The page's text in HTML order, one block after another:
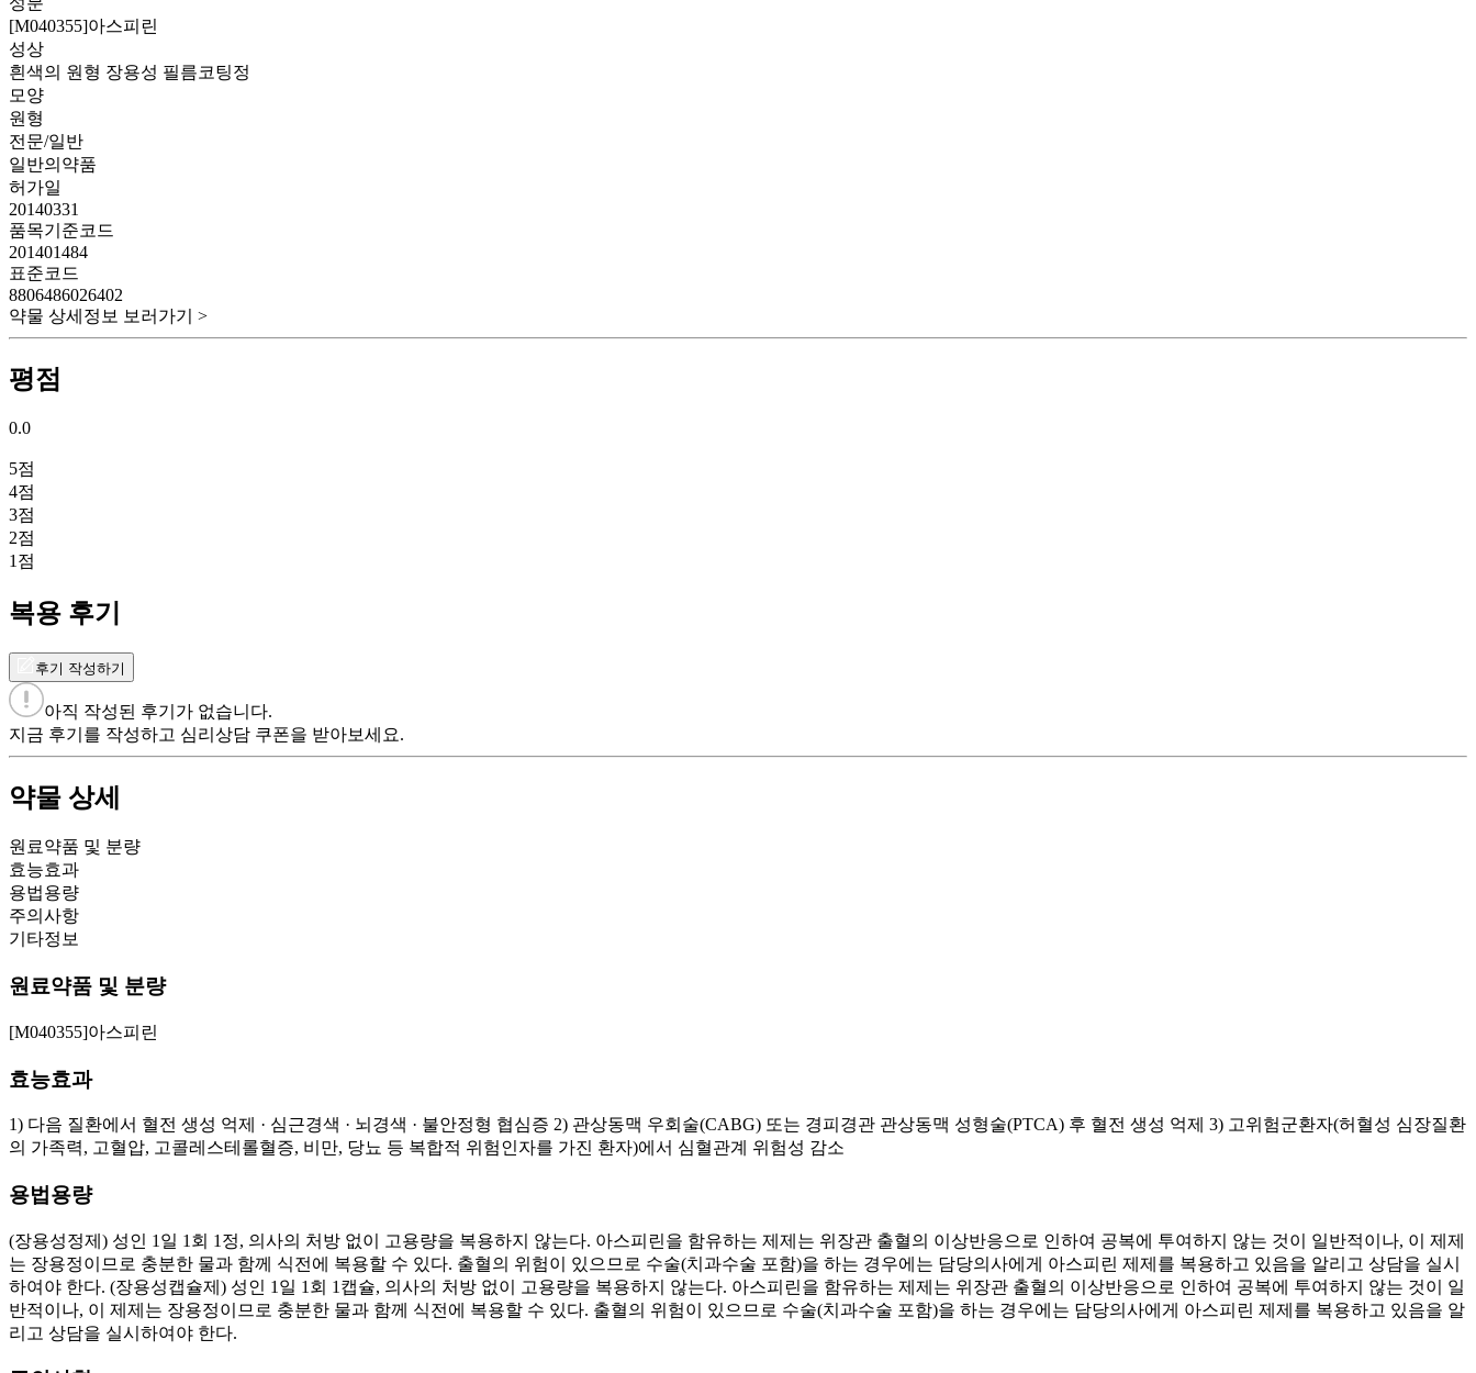
[M040355]아스피린
성상
흰색의 원형 장용성 필름코팅정
모양
원형
전문/일반
일반의약품
허가일
20140331
품목기준코드
201401484
표준코드
8806486026402
약물 상세정보 보러가기 >
평점
0.0
5점
4점
3점
2점
1 점
복용 후기
후기 작성하기
아직 작성된 후기가 없습니다.
지금 후기를 작성하고 심리상담 쿠폰을 받아보세요.
약물 상세
원료약품 및 분량
효능효과
용법용량
주의사항
기타정보
원료약품 및 분량
[M040355]아스피린
효능효과
1) 다음 질환에서 혈전 생성 억제 · 심근경색 · 뇌경색 · 불안정형 협심증 2) 관상동맥 우회술(CABG) 또는 경피경관 관상동맥 성형술(PTCA) 후 혈전 생성 억제 3) 고위험군환자(허혈성 심장질환
의 가족력, 고혈압, 고콜레스테롤혈증, 비만, 당뇨 등 복합적 위험인자를 가진 환자)에서 심혈관계 위험성 감소
용법용량
(장용성정제) 성인 1일 1회 1정, 의사의 처방 없이 고용량을 복용하지 않는다. 아스피린을 함유하는 제제는 위장관 출혈의 이상반응으로 인하여 공복에 투여하지 않는 것이 일반적이나, 이 제제
는 장용정이므로 충분한 물과 함께 식전에 복용할 수 있다. 출혈의 위험이 있으므로 수술(치과수술 포함)을 하는 경우에는 담당의사에게 아스피린 제제를 복용하고 있음을 알리고 상담을 실시
하여야 한다. (장용성캡슐제) 성인 1일 1회 1캡슐, 의사의 처방 없이 고용량을 복용하지 않는다. 아스피린을 함유하는 제제는 위장관 출혈의 이상반응으로 인하여 공복에 투여하지 않는 것이 일
반적이나, 이 제제는 장용정이므로 충분한 물과 함께 식전에 복용할 수 있다. 출혈의 위험이 있으므로 수술(치과수술 포함)을 하는 경우에는 담당의사에게 아스피린 제제를 복용하고 있음을 알
리고 상담을 실시하여야 한다.